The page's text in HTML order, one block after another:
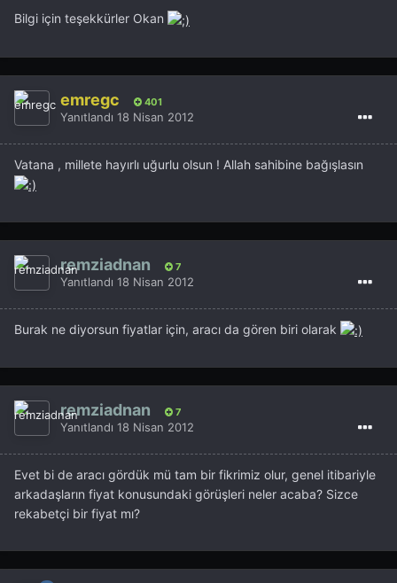
Bilgi için teşekkürler Okan
emregc 401
Yanıtlandı 18 Nisan 2012
Vatana , millete hayırlı uğurlu olsun ! Allah sahibine bağışlasın
remziadnan 7
Yanıtlandı 18 Nisan 2012
Burak ne diyorsun fiyatlar için, aracı da gören biri olarak
remziadnan 7
Yanıtlandı 18 Nisan 2012
Evet bi de aracı gördük mü tam bir fikrimiz olur, genel itibariyle
arkadaşların fiyat konusundaki görüşleri neler acaba? Sizce
rekabetçi bir fiyat mı?